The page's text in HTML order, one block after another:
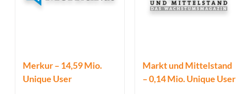
Merkur – 14,59 Mio.
Unique User
Markt und Mittelstand
– 0,14 Mio. Unique User